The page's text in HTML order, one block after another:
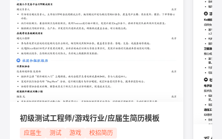
初级测试工程师/游戏行业/应届生简历模板
应届生 测试 游戏 校招简历